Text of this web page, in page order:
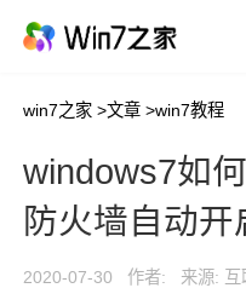
win7之家 >文章 >win7教程
windows7如
防火墙自动开
2020-07-30 作者: 来源: 互